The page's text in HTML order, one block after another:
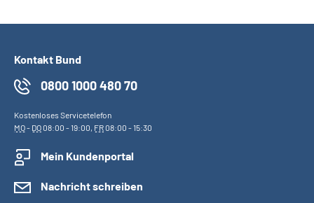
Kontakt Bund
0800 1000 480 70
Kostenloses Servicetelefon
MO- DO08:00 - 19:00, FR08:00 - 15:30
Mein Kundenportal
Nachricht schreiben